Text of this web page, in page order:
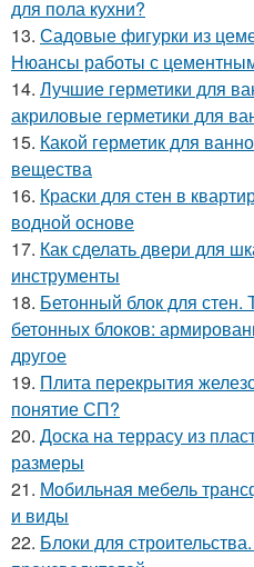
для пола кухни?
13. Садовые фигурки из
Нюансы работы с
14. Лучшие герметики для
акриловые герметики для
15. Какой герметик для
вещества
16. Краски для стен в
водной основе
17. Как сделать двери для
инструменты
18. Бетонный блок для стен.
бетонных блоков:
другое
19. Плита перекрытия
понятие СП?
20. Доска на террасу из
размеры
21. Мобильная мебель
и виды
22. Блоки для